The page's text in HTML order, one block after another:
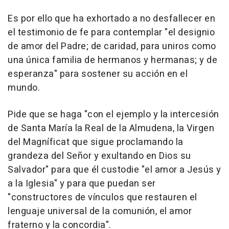
Es por ello que ha exhortado a no desfallecer en
el testimonio de fe para contemplar "el designio
de amor del Padre; de caridad, para uniros como
una única familia de hermanos y hermanas; y de
esperanza" para sostener su acción en el
mundo.
Pide que se haga "con el ejemplo y la intercesión
de Santa María la Real de la Almudena, la Virgen
del Magníficat que sigue proclamando la
grandeza del Señor y exultando en Dios su
Salvador" para que él custodie "el amor a Jesús y
a la Iglesia" y para que puedan ser
"constructores de vínculos que restauren el
lenguaje universal de la comunión, el amor
fraterno y la concordia".